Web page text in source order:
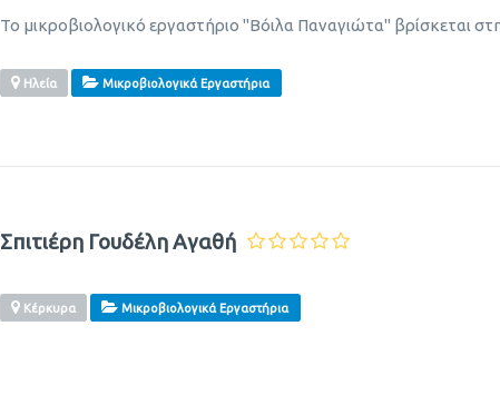
Το μικροβιολογικό εργαστήριο "Βόιλα Παναγιώτα" βρίσκεται
Ηλεία Μικροβιολογικά Εργαστήρια
Σπιτιέρη Γουδέλη Αγαθή
Κέρκυρα Μικροβιολογικά Εργαστήρια